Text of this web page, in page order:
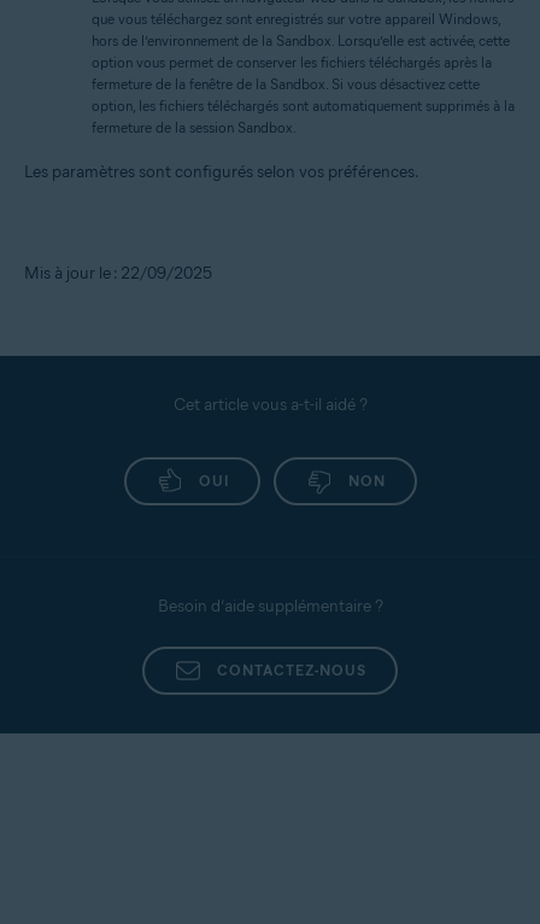
que vous téléchargez sont enregistrés sur votre appareil Windows,
hors de l’environnement de la Sandbox. Lorsqu’elle est activée, cette
option vous permet de conserver les fichiers téléchargés après la
fermeture de la fenêtre de la Sandbox. Si vous désactivez cette
option, les fichiers téléchargés sont automatiquement supprimés à la
fermeture de la session Sandbox.
Les paramètres sont configurés selon vos préférences.
Mis à jour le : 22/09/2025
Cet article vous a-t-il aidé ?
OUI NON
Besoin d’aide supplémentaire ?
CONTACTEZ-NOUS